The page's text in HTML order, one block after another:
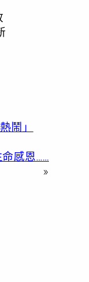
鬧」
感恩……
»